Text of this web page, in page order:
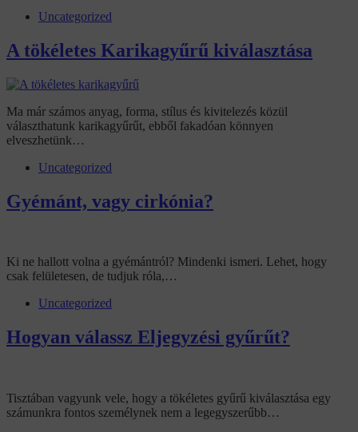
Uncategorized
A tökéletes Karikagyűrű kiválasztása
Ma már számos anyag, forma, stílus és kivitelezés közül
választhatunk karikagyűrűt, ebből fakadóan könnyen
elveszhetünk…
Uncategorized
Gyémánt, vagy cirkónia?
Ki ne hallott volna a gyémántról? Mindenki ismeri. Lehet, hogy
csak felületesen, de tudjuk róla,…
Uncategorized
Hogyan válassz Eljegyzési gyűrűt?
Tisztában vagyunk vele, hogy a tökéletes gyűrű kiválasztása egy
számunkra fontos személynek nem a legegyszerűbb…